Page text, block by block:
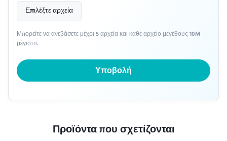
Επιλέξτε αρχεία
Μπορείτε να ανεβάσετε μέχρι 5 αρχεία και κάθε αρχείο μεγέθους 10M
μέγιστο.
Υποβολή
Προϊόντα που σχετίζονται